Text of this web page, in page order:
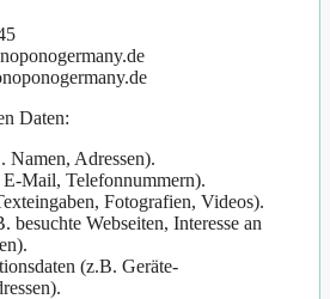
Daten:
Namen, Adressen).
Mail, Telefonnummern).
Fotografien, Videos).
besuchte Webseiten, Interesse an
(z.B. Geräte-